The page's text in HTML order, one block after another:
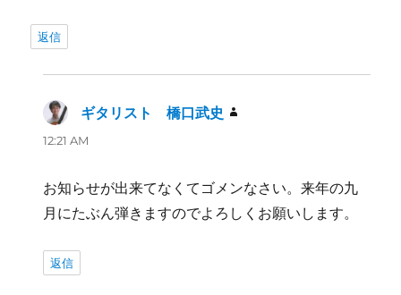
返信
ギタリスト 橋口武史
12:21 AM
お知らせが出来てなくてゴメンなさい。来年の九
月にたぶん弾きますのでよろしくお願いします。
返信